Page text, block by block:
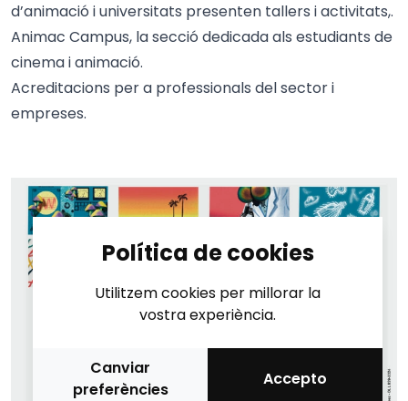
d’animació i universitats presenten tallers i activitats,.
Animac Campus, la secció dedicada als estudiants de
cinema i animació.
Acreditacions per a professionals del sector i
empreses.
Política de cookies
Utilitzem cookies per millorar la
vostra experiència.
Canviar
preferències
Accepto